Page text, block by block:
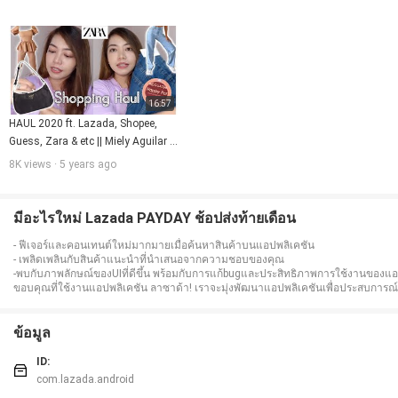
3.ลาซาด้าวอลเล็ต พร้อมรับเงินคืนได้ง่ายๆ
4.โอนผ่านบัญชีธนาคาร
App Highlights
1.การแจ้งเตือนดีลลดราคา โปรโมชั่น และข้อเสนอพิเศษ
2.การแนะนำสินค้าที่ตรงตามความสนใจของคุณ
3.ระบบค้นหาสินค้าผ่านตัวกรองที่หลากหลาย อาทิ หมวดสินค้า ยี่ห้อ คะแนน สี และอื่น
4.ดูคะแนน และรีวิวจากผู้ซื้อจริง
5.Q&A ถาม-ตอบข้อสงสัยกับทางร้านค้าได้โดยตรง
6.ติดตามสถานะคำสั่งซื้อ
7.การจัดส่งสินค้าที่รวดเร็ว
เพลิดเพลินไปกับหลากหลายรายการสินค้าแนะนำ ที่ได้รับการคัดสรรตามไลฟ์สไตล์แล
หากคุณยังไม่แน่ใจว่าจะซื้อสินค้าอะไร คุณสามารถเช็คได้จากไลฟ์สตรีมทุกวันที่
มั่นใจและปลอดภัย 100%
ช้อปอย่างมั่นใจกับลาซาด้า ด้วยรีวิวสินค้า คะแนนร้านค้า พร้อมด้วยระบบถาม-ตอบ
หมวดหมู่
Thailand Award
* 2016-2017 Marketeer No.1 Brand Thailand – แบรนด์ยอดนิยมอันดับ 1 สาขา
* 2018-2019 Marketeer No.1 Brand Thailand - แบรนด์ยอดนิยมอันดับ 1 สาขา
* 2016 Priceza Award – รางวัลชนะเลิศประเภท Top Marketplace
16:57
HAUL 2020 ft. Lazada, Shopee,
Guess, Zara & etc || Miely Aguilar
🛍
8K views · 5 years ago
มีอะไรใหม่ Lazada PAYDAY ช้อปส่งท้ายเดือน
- ฟีเจอร์และคอนเทนต์ใหม่มากมายเมื่อค้นหาสินค้าบนแอปพลิเคชัน
- เพลิดเพลินกับสินค้าแนะนำที่นำเสนอจากความชอบของคุณ
-พบกับภาพลักษณ์ของUIที่ดีขึ้น พร้อมกับการแก้bugและประสิทธิภาพการใช้งานของแ
ขอบคุณที่ใช้งานแอปพลิเคชัน ลาซาด้า! เราจะมุ่งพัฒนาแอปพลิเคชันเพื่อประสบกา
ข้อมูล
ID:
com.lazada.android